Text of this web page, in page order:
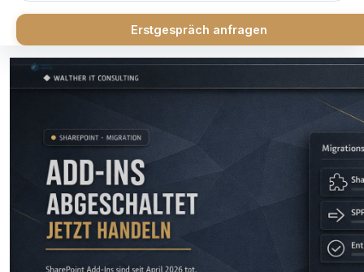
Erstgespräch anfragen